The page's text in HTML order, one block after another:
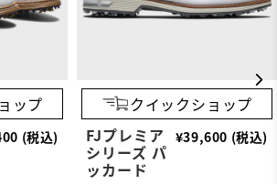
ップ
(税込)
クイックショップ
FJプレミア
シリーズ パ
ッカード
¥39,600 (税込)